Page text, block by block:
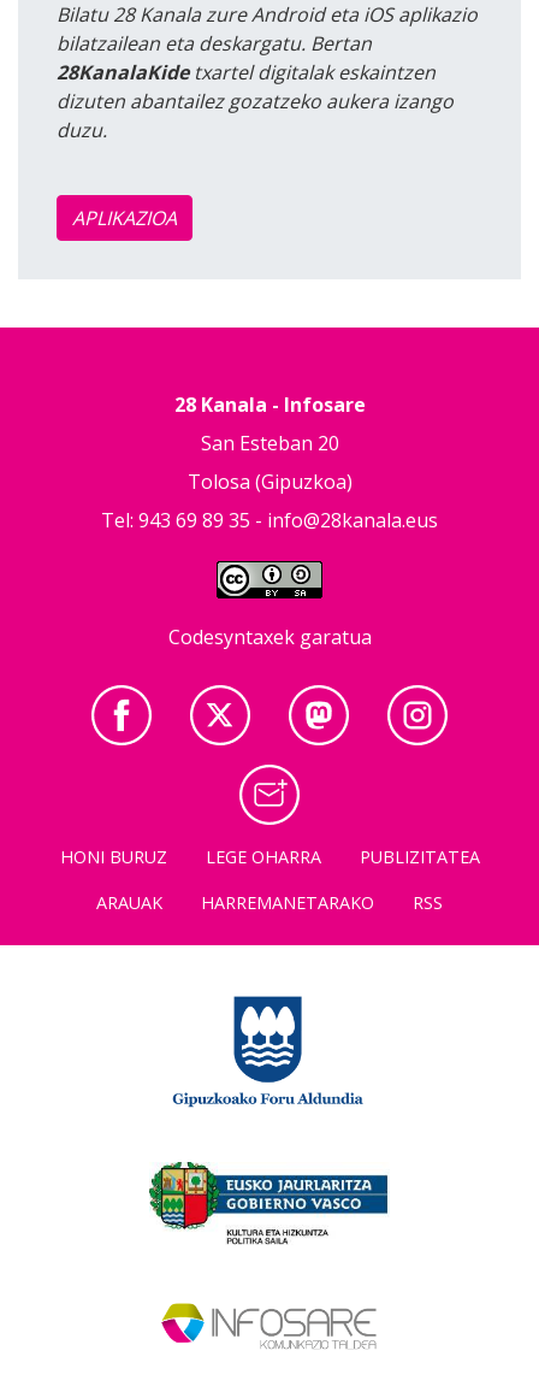
Bilatu 28 Kanala zure Android eta iOS aplikazio
bilatzailean eta deskargatu. Bertan
28KanalaKidetxartel digitalak eskaintzen
dizuten abantailez gozatzeko aukera izango
duzu.
APLIKAZIOA
28 Kanala - Infosare
San Esteban 20
Tolosa (Gipuzkoa)
Tel: 943 69 89 35 - info@28kanala.eus
Codesyntaxek garatua
HONI BURUZ LEGE OHARRA
PUBLIZITATEA
ARAUAK
HARREMANETARAKO RSS